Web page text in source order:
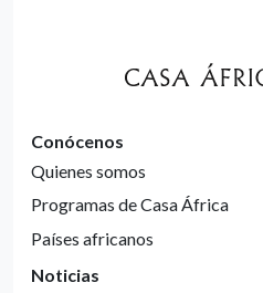
Conócenos
Quienes somos
Programas de Casa África
Países africanos
Noticias